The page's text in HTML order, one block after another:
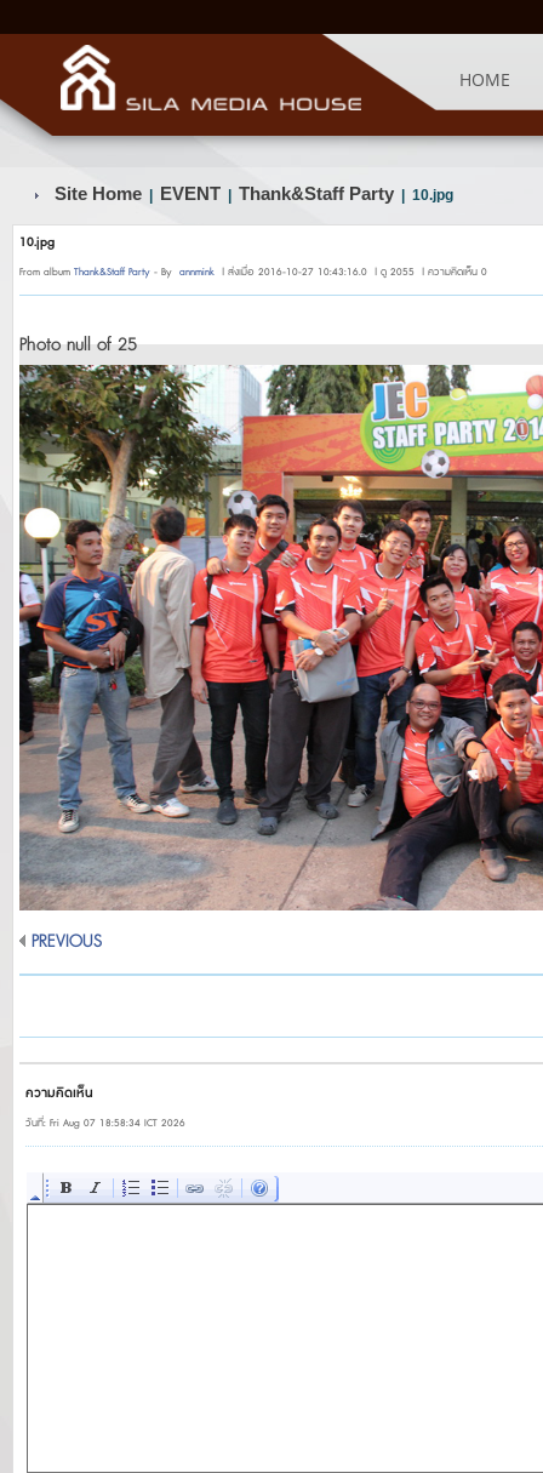
HOME
Site Home EVENT Thank&Staff Party | 10.jpg
10.jpg
From album Thank&Staff Party - By annmink | ส่งเมื่อ 2016-10-27 10:43:16.0 | ดู 2055 | ความคิดเห็น 0
Photo null of 25
PREVIOUS
ความคิดเห็น
วันที่: Fri Aug 07 18:58:34 ICT 2026